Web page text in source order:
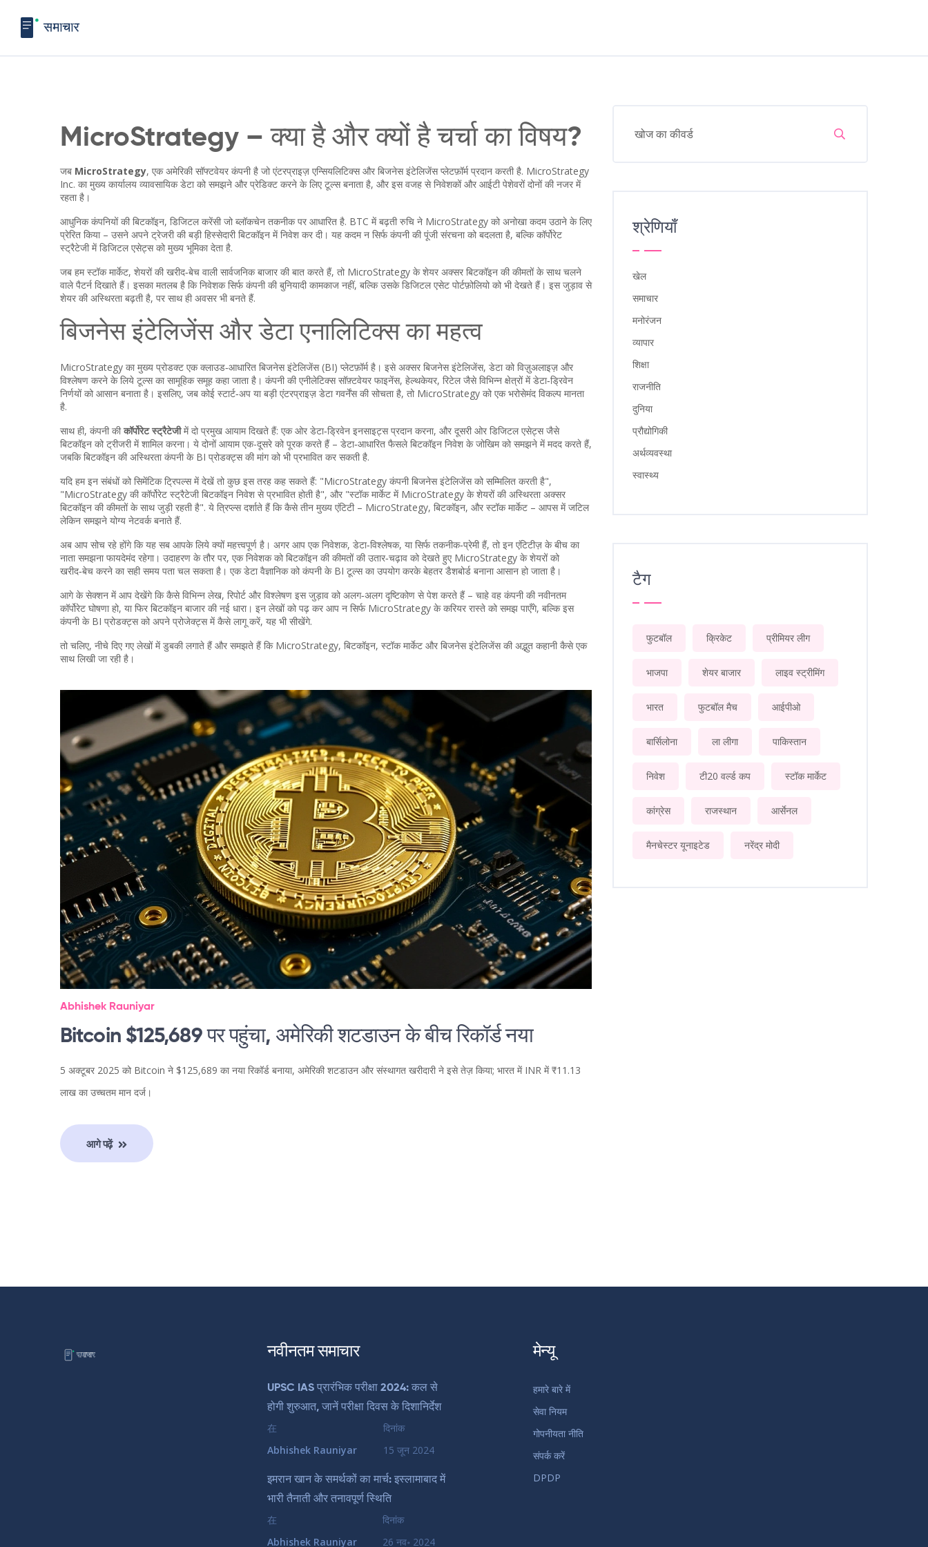
MicroStrategy – क्या है और क्यों है चर्चा का विषय?
जब MicroStrategy, एक अमेरिकी सॉफ्टवेयर कंपनी है जो एंटरप्राइज़ एन्सियलिटिक्स और बिजनेस इंटेलिजेंस प्लेटफ़ॉर्म प्रदान करती है. MicroStrategy
Inc. का मुख्य कार्यालय व्यावसायिक डेटा को समझने और प्रेडिक्ट करने के लिए टूल्स बनाता है, और इस वजह से निवेशकों और आईटी पेशेवरों दोनों की नजर में
रहता है।
आधुनिक कंपनियों कीबिटकॉइन, डिजिटल करेंसी जो ब्लॉकचेन तकनीक पर आधारित है. BTC में बढ़ती रुचि ने MicroStrategy को अनोखा कदम उठाने के लिए
प्रेरित किया – उसने अपने ट्रेजरी की बड़ी हिस्सेदारी बिटकॉइन में निवेश कर दी। यह कदम न सिर्फ कंपनी की पूंजी संरचना को बदलता है, बल्कि कॉर्पोरेट
स्ट्रैटेजी में डिजिटल एसेट्स को मुख्य भूमिका देता है.
जब हमस्टॉक मार्केट, शेयरों की खरीद‑बेच वाली सार्वजनिक बाजार की बात करते हैं, तो MicroStrategy के शेयर अक्सर बिटकॉइन की कीमतों के साथ चलने
वाले पैटर्न दिखाते हैं। इसका मतलब है कि निवेशक सिर्फ कंपनी की बुनियादी कामकाज नहीं, बल्कि उसके डिजिटल एसेट पोर्टफ़ोलियो को भी देखते हैं। इस जुड़ाव से
शेयर की अस्थिरता बढ़ती है, पर साथ ही अवसर भी बनते हैं.
बिजनेस इंटेलिजेंस और डेटा एनालिटिक्स का महत्व
MicroStrategy का मुख्य प्रोडक्ट एक क्लाउड‑आधारित बिजनेस इंटेलिजेंस (BI) प्लेटफ़ॉर्म है। इसे अक्सर बिजनेस इंटेलिजेंस, डेटा को विज़ुअलाइज़ और
विश्लेषण करने के लिये टूल्स का सामूहिक समूह कहा जाता है। कंपनी की एनीलेटिक्स सॉफ़्टवेयर फाइनेंस, हेल्थकेयर, रिटेल जैसे विभिन्न क्षेत्रों में डेटा‑ड्रिवेन
निर्णयों को आसान बनाता है। इसलिए, जब कोई स्टार्ट‑अप या बड़ी एंटरप्राइज़ डेटा गवर्नेंस की सोचता है, तो MicroStrategy को एक भरोसेमंद विकल्प मानता
है.
साथ ही, कंपनी कीकॉर्पोरेट स्ट्रैटेजीमें दो प्रमुख आयाम दिखते हैं: एक ओर डेटा‑ड्रिवेन इनसाइट्स प्रदान करना, और दूसरी ओर डिजिटल एसेट्स जैसे
बिटकॉइन को ट्रीजरी में शामिल करना। ये दोनों आयाम एक-दूसरे को पूरक करते हैं – डेटा‑आधारित फैसले बिटकॉइन निवेश के जोखिम को समझने में मदद करते हैं,
जबकि बिटकॉइन की अस्थिरता कंपनी के BI प्रोडक्ट्स की मांग को भी प्रभावित कर सकती है.
यदि हम इन संबंधों को सिमेंटिक ट्रिपल्स में देखें तो कुछ इस तरह कह सकते हैं: "MicroStrategy कंपनी बिजनेस इंटेलिजेंस को सम्मिलित करती है",
"MicroStrategy की कॉर्पोरेट स्ट्रैटेजी बिटकॉइन निवेश से प्रभावित होती है", और "स्टॉक मार्केट में MicroStrategy के शेयरों की अस्थिरता अक्सर
बिटकॉइन की कीमतों के साथ जुड़ी रहती है". ये त्रिप्ल्स दर्शाते हैं कि कैसे तीन मुख्य एंटिटी – MicroStrategy, बिटकॉइन, और स्टॉक मार्केट – आपस में जटिल
लेकिन समझने योग्य नेटवर्क बनाते हैं.
अब आप सोच रहे होंगे कि यह सब आपके लिये क्यों महत्त्वपूर्ण है। अगर आप एक निवेशक, डेटा‑विश्लेषक, या सिर्फ तकनीक‑प्रेमी हैं, तो इन एंटिटीज़ के बीच का
नाता समझना फायदेमंद रहेगा। उदाहरण के तौर पर, एक निवेशक को बिटकॉइन की कीमतों की उतार‑चढ़ाव को देखते हुए MicroStrategy के शेयरों को
खरीद‑बेच करने का सही समय पता चल सकता है। एक डेटा वैज्ञानिक को कंपनी के BI टूल्स का उपयोग करके बेहतर डैशबोर्ड बनाना आसान हो जाता है।
आगे के सेक्शन में आप देखेंगे कि कैसे विभिन्न लेख, रिपोर्ट और विश्लेषण इस जुड़ाव को अलग‑अलग दृष्टिकोण से पेश करते हैं – चाहे वह कंपनी की नवीनतम
कॉर्पोरेट घोषणा हो, या फिर बिटकॉइन बाजार की नई धारा। इन लेखों को पढ़ कर आप न सिर्फ MicroStrategy के करियर रास्ते को समझ पाएँगे, बल्कि इस
कंपनी के BI प्रोडक्ट्स को अपने प्रोजेक्ट्स में कैसे लागू करें, यह भी सीखेंगे.
तो चलिए, नीचे दिए गए लेखों में डुबकी लगाते हैं और समझते हैं कि MicroStrategy, बिटकॉइन, स्टॉक मार्केट और बिजनेस इंटेलिजेंस की अद्भुत कहानी कैसे एक
साथ लिखी जा रही है।
Abhishek Rauniyar
Bitcoin $125,689 पर पहुंचा, अमेरिकी शटडाउन के बीच रिकॉर्ड नया
5 अक्टूबर 2025 को Bitcoin ने $125,689 का नया रिकॉर्ड बनाया, अमेरिकी शटडाउन और संस्थागत खरीदारी ने इसे तेज़ किया; भारत में INR में ₹11.13
लाख का उच्चतम मान दर्ज।
आगे पढ़ें
श्रेणियाँ
खेल
समाचार
मनोरंजन
व्यापार
शिक्षा
राजनीति
दुनिया
प्रौद्योगिकी
अर्थव्यवस्था
स्वास्थ्य
टैग
फुटबॉल क्रिकेट प्रीमियर लीग
भाजपा शेयर बाजार लाइव स्ट्रीमिंग
भारत फुटबॉल मैच आईपीओ
बार्सिलोना ला लीगा पाकिस्तान
निवेश टी20 वर्ल्ड कप स्टॉक मार्केट
कांग्रेस राजस्थान आर्सेनल
मैनचेस्टर यूनाइटेड नरेंद्र मोदी
नवीनतम समाचार
UPSC IAS प्रारंभिक परीक्षा 2024: कल से
होगी शुरुआत, जानें परीक्षा दिवस के दिशानिर्देश
在
Abhishek Rauniyar
दिनांक
15 जून 2024
इमरान खान के समर्थकों का मार्च: इस्लामाबाद में
भारी तैनाती और तनावपूर्ण स्थिति
在
Abhishek Rauniyar
दिनांक
26 नव॰ 2024
मेन्यू
हमारे बारे में
सेवा नियम
गोपनीयता नीति
संपर्क करें
DPDP